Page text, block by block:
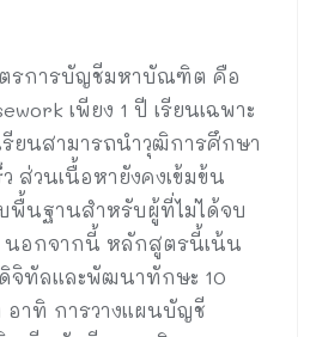
รการบัญชีมหาบัณฑิต คือ
เพียง 1 ปี เรียนเฉพาะ
ยนสามารถนำวุฒิการศึกษา
ว ส่วนเนื้อหายังคงเข้มข้น
บพื้นฐานสำหรับผู้ที่ไม่ได้จบ
นอกจากนี้ หลักสูตรนี้เน้น
จิทัลและพัฒนาทักษะ 10
อาทิ การวางแผนบัญชี